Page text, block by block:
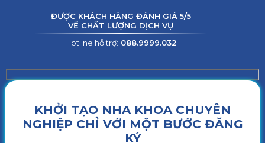
ĐƯỢC KHÁCH HÀNG ĐÁNH GIÁ 5/5
VỀ CHẤT LƯỢNG DỊCH VỤ
Hotline hỗ trợ: 088.9999.032
KHỞI TẠO NHA KHOA CHUYÊN
NGHIỆP CHỈ VỚI MỘT BƯỚC ĐĂNG
KÝ